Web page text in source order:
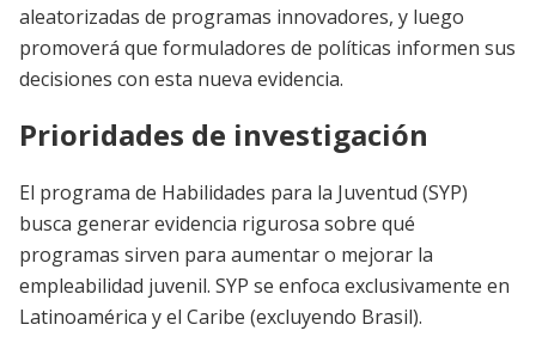
aleatorizadas de programas innovadores, y luego
promoverá que formuladores de políticas informen sus
decisiones con esta nueva evidencia.
Prioridades de investigación
El programa de Habilidades para la Juventud (SYP)
busca generar evidencia rigurosa sobre qué
programas sirven para aumentar o mejorar la
empleabilidad juvenil. SYP se enfoca exclusivamente en
Latinoamérica y el Caribe (excluyendo Brasil).